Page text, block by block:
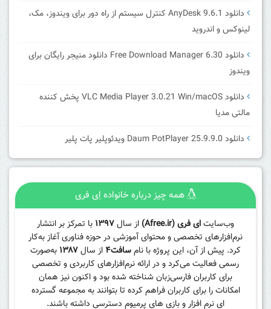
دانلود AnyDesk 9.6.1 کنترل سیستم از راه دور برای ویندوز، مک،
لینوکس و اندروید
دانلود Free Download Manager 6.30 دانلود منیجر رایگان برای
ویندوز
دانلود VLC Media Player 3.0.21 Win/macOS پخش کننده
مالتی مدیا
دانلود Daum PotPlayer 25.9.9.0 ویدئوپلیر پات پلیر
همه چیز درباره خانواده اِی فری
وب‌سایتای فری (Afree.ir) از سال۱۳۹۷ با تمرکز بر انتشار
نرم‌افزارهای تخصصی و محتوای آموزشی در حوزه فناوری آغاز به‌کار
کرد. پیش از آن، این پروژه با نامسافت۴ از سال۱۳۸۷ به‌صورت
رسمی فعالیت می‌کرد و در ارائه نرم‌افزارهای کاربردی و تخصصی
برای کاربران فارسی‌زبان شناخته شده بود و اکنون نیز همان
امکانات را برای کاربران فراهم کرده تا بتوانند به مجموعه گسترده
ای نرم افزار و بازی های پرمیوم دسترسی داشته باشند.